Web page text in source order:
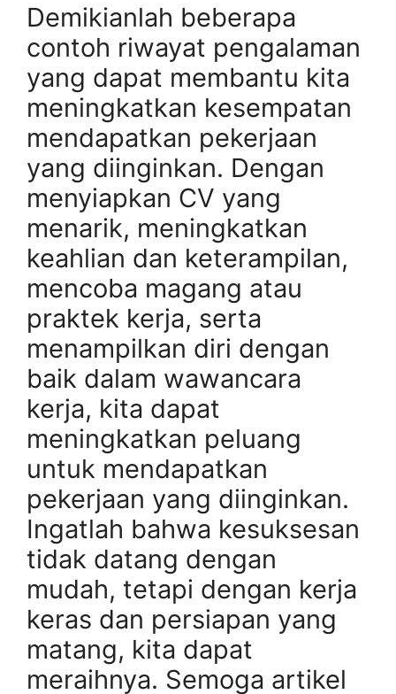
Demikianlah beberapa
contoh riwayat pengalaman
yang dapat membantu kita
meningkatkan kesempatan
mendapatkan pekerjaan
yang diinginkan. Dengan
menyiapkan CV yang
menarik, meningkatkan
keahlian dan keterampilan,
mencoba magang atau
praktek kerja, serta
menampilkan diri dengan
baik dalam wawancara
kerja, kita dapat
meningkatkan peluang
untuk mendapatkan
pekerjaan yang diinginkan.
Ingatlah bahwa kesuksesan
tidak datang dengan
mudah, tetapi dengan kerja
keras dan persiapan yang
matang, kita dapat
meraihnya. Semoga artikel